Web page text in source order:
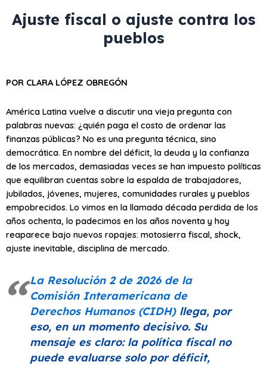
Ajuste fiscal o ajuste contra los
pueblos
POR CLARA LÓPEZ OBREGÓN
América Latina vuelve a discutir una vieja pregunta con
palabras nuevas: ¿quién paga el costo de ordenar las
finanzas públicas? No es una pregunta técnica, sino
democrática. En nombre del déficit, la deuda y la confianza
de los mercados, demasiadas veces se han impuesto políticas
que equilibran cuentas sobre la espalda de trabajadores,
jubilados, jóvenes, mujeres, comunidades rurales y pueblos
empobrecidos. Lo vimos en la llamada década perdida de los
años ochenta, lo padecimos en los años noventa y hoy
reaparece bajo nuevos ropajes: motosierra fiscal, shock,
ajuste inevitable, disciplina de mercado.
La Resolución 2 de 2026 de la
Comisión Interamericana de
Derechos Humanos (CIDH)llega, por
eso, en un momento decisivo. Su
mensaje es claro: la política fiscal no
puede evaluarse solo por déficit,